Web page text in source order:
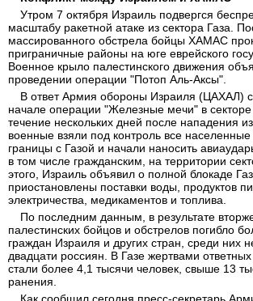
Утром 7 октября Израиль подвергся
масштабу ракетной атаке из сектора Газа.
массированного обстрела бойцы ХАМАС
приграничные районы на юге еврейского
Военное крыло палестинского движения
проведении операции "Потоп Аль-Аксы".
В ответ Армия обороны Израиля (ЦАХАЛ)
начале операции "Железные мечи" в
течение нескольких дней после нападения
военные взяли под контроль все населенные
границы с Газой и начали наносить
в том числе гражданским, на территории
этого, Израиль объявил о полной блокаде
приостановлены поставки воды, продуктов
электричества, медикаментов и топлива.
По последним данным, в результате
палестинских бойцов и обстрелов погибло
граждан Израиля и других стран, среди них
двадцати россиян. В Газе жертвами ответных
стали более 4,1 тысячи человек, свыше 13
ранения.